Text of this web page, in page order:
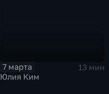
7 марта
13 мин
Юлия Ким